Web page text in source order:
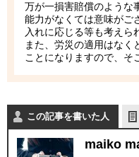
万が一損害賠償のような
能力がなくては意味がご
入れに応じる等も考えら
また、労災の適用はなく
ことになりますので、そ
この記事を書いた人
maiko